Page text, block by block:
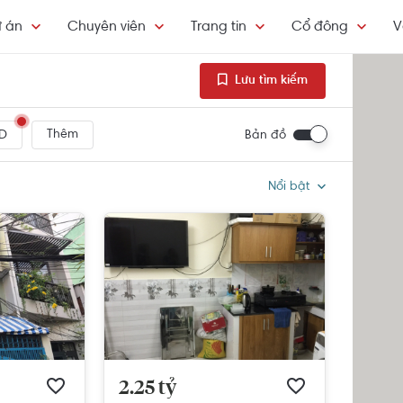
án Chuyên viên Trang tin Cổ đông
Lưu tìm kiếm
Thêm Bản đồ
Nổi bật
2.25 tỷ